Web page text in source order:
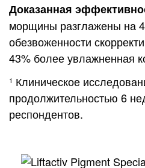
Доказанная
морщины разглажены на
обезвоженности
43% более увлажненная
1 Клиническое
продолжительностью 6
респондентов.